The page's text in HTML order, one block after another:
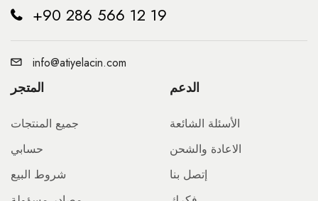
+90 286 566 12 19
info@atiyelacin.com
المتجر
جميع المنتجات
حسابي
شروط البيع
الدعم
الأسئلة الشائعة
الاعادة والشحن
إتصل بنا